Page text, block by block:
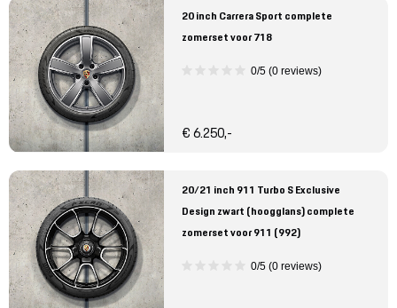
20 inch Carrera Sport complete
zomerset voor 718
0/5 (0 reviews)
€ 6.250,-
20/21 inch 911 Turbo S Exclusive
Design zwart (hoogglans) complete
zomerset voor 911 (992)
0/5 (0 reviews)